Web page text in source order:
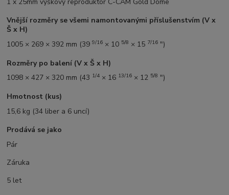
Vnější rozměry se všemi namontovanými příslušenstvím (V x
Š x H)
1005 × 269 × 392 mm (399/16 × 10 5/8 × 15 7/16 ")
Rozměry po balení (V x Š x H)
1098 × 427 × 320 mm (43 1/4 × 16 13/16 × 12 5/8 ")
Hmotnost (kus)
15,6 kg (34 liber a 6 uncí)
Prodává se jako
Pár
Záruka
5 let